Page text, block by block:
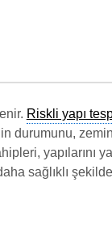
Riskli yapı
durumunu,
yapılarını
sağlıklı